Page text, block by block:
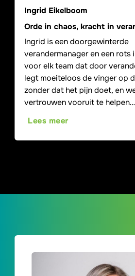
Ingrid Eikelboom
Orde in chaos, kracht in
Ingrid is een doorgewinterde
verandermanager en een rots
voor elk team dat door
legt moeiteloos de vinger op
zonder dat het pijn doet, en
vertrouwen vooruit te helpen…
Lees meer